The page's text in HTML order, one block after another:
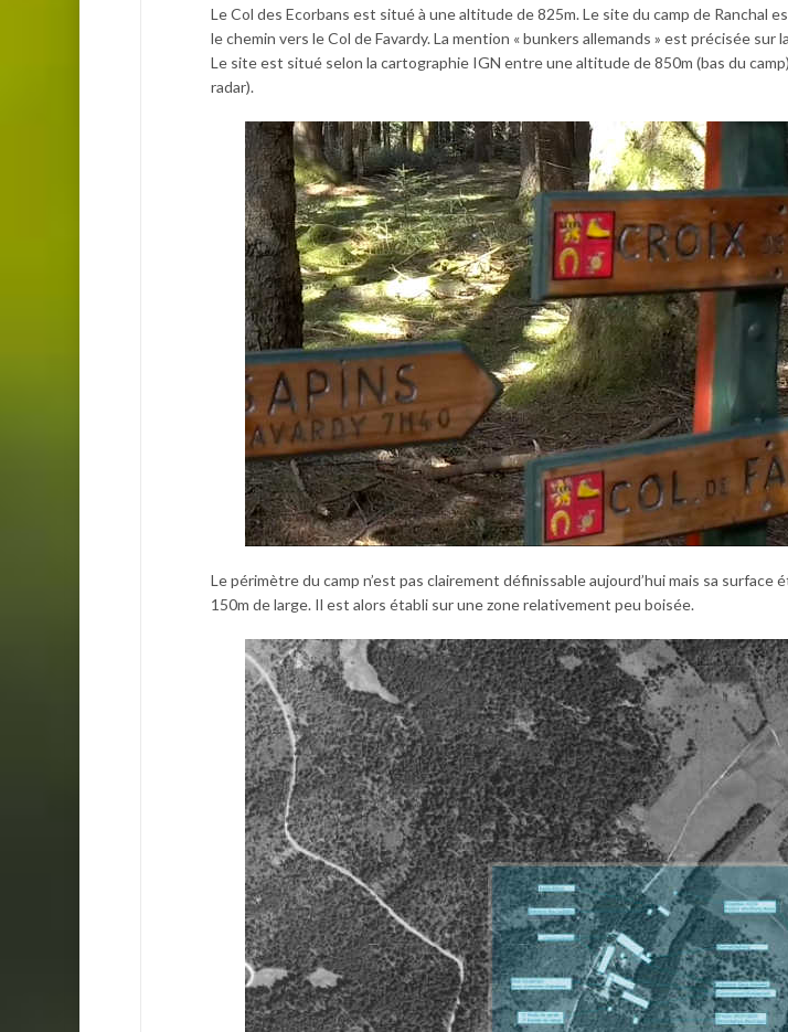
Le Col des Ecorbans est situé à une altitude de 825m. Le site du camp de Ranchal
le chemin vers le Col de Favardy. La mention « bunkers allemands » est précisée sur
Le site est situé selon la cartographie IGN entre une altitude de 850m (bas du
radar).
Le périmètre du camp n’est pas clairement définissable aujourd’hui mais sa
150m de large. Il est alors établi sur une zone relativement peu boisée.